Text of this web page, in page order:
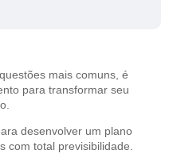
mais comuns, é
para transformar seu
desenvolver um plano
com total previsibilidade.